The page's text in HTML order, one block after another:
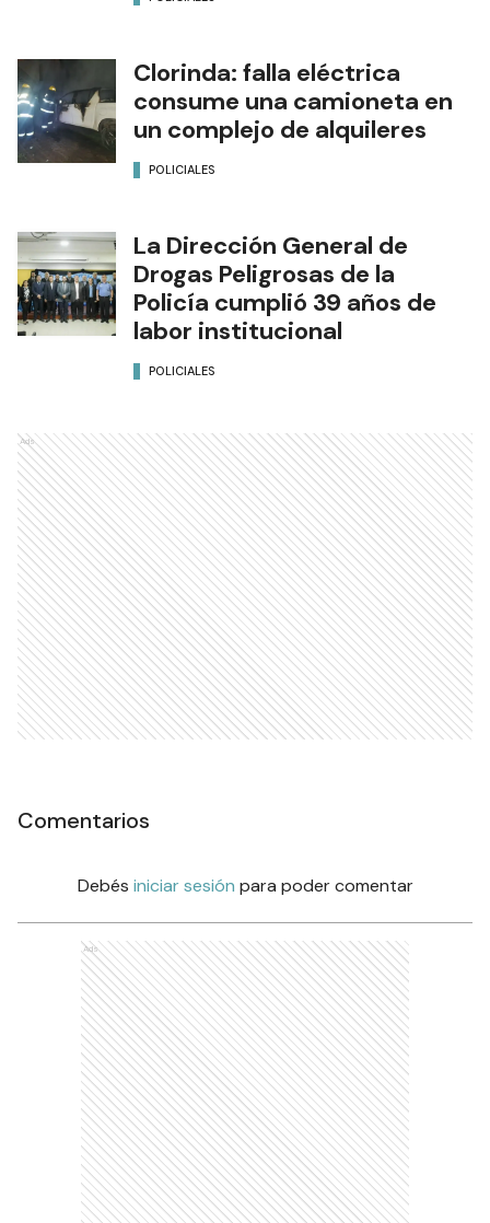
Clorinda: falla eléctrica
consume una camioneta en
un complejo de alquileres
POLICIALES
La Dirección General de
Drogas Peligrosas de la
Policía cumplió 39 años de
labor institucional
POLICIALES
Ads
Comentarios
Debés iniciar sesión para poder comentar
Ads